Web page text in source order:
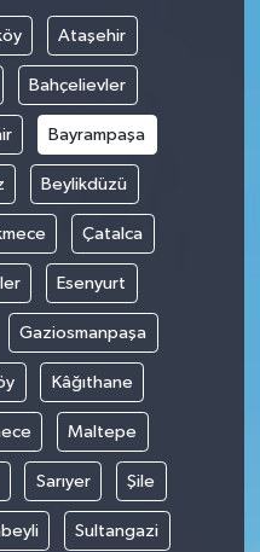
Ataşehir
Bahçelievler
Bayrampaşa
Beylikdüzü
Çatalca
Esenyurt
Gaziosmanpaşa
Kâğıthane
Maltepe
Sarıyer Şile
Sultangazi